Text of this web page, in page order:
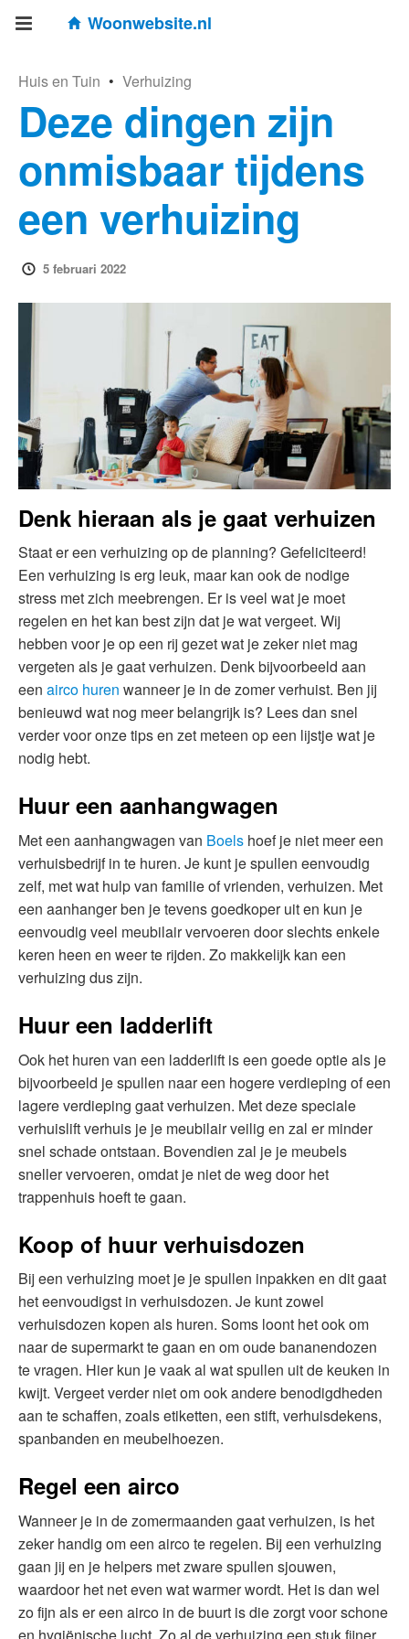
Woonwebsite.nl
Huis en Tuin • Verhuizing
Deze dingen zijn
onmisbaar tijdens
een verhuizing
5 februari 2022
Denk hieraan als je gaat verhuizen
Staat er een verhuizing op de planning? Gefeliciteerd!
Een verhuizing is erg leuk, maar kan ook de nodige
stress met zich meebrengen. Er is veel wat je moet
regelen en het kan best zijn dat je wat vergeet. Wij
hebben voor je op een rij gezet wat je zeker niet mag
vergeten als je gaat verhuizen. Denk bijvoorbeeld aan
een airco huren wanneer je in de zomer verhuist. Ben jij
benieuwd wat nog meer belangrijk is? Lees dan snel
verder voor onze tips en zet meteen op een lijstje wat je
nodig hebt.
Huur een aanhangwagen
Met een aanhangwagen van Boels hoef je niet meer een
verhuisbedrijf in te huren. Je kunt je spullen eenvoudig
zelf, met wat hulp van familie of vrienden, verhuizen. Met
een aanhanger ben je tevens goedkoper uit en kun je
eenvoudig veel meubilair vervoeren door slechts enkele
keren heen en weer te rijden. Zo makkelijk kan een
verhuizing dus zijn.
Huur een ladderlift
Ook het huren van een ladderlift is een goede optie als je
bijvoorbeeld je spullen naar een hogere verdieping of een
lagere verdieping gaat verhuizen. Met deze speciale
verhuislift verhuis je je meubilair veilig en zal er minder
snel schade ontstaan. Bovendien zal je je meubels
sneller vervoeren, omdat je niet de weg door het
trappenhuis hoeft te gaan.
Koop of huur verhuisdozen
Bij een verhuizing moet je je spullen inpakken en dit gaat
het eenvoudigst in verhuisdozen. Je kunt zowel
verhuisdozen kopen als huren. Soms loont het ook om
naar de supermarkt te gaan en om oude bananendozen
te vragen. Hier kun je vaak al wat spullen uit de keuken in
kwijt. Vergeet verder niet om ook andere benodigdheden
aan te schaffen, zoals etiketten, een stift, verhuisdekens,
spanbanden en meubelhoezen.
Regel een airco
Wanneer je in de zomermaanden gaat verhuizen, is het
zeker handig om een airco te regelen. Bij een verhuizing
gaan jij en je helpers met zware spullen sjouwen,
waardoor het net even wat warmer wordt. Het is dan wel
zo fijn als er een airco in de buurt is die zorgt voor schone
en hygiënische lucht. Zo al de verhuizing een stuk fijner